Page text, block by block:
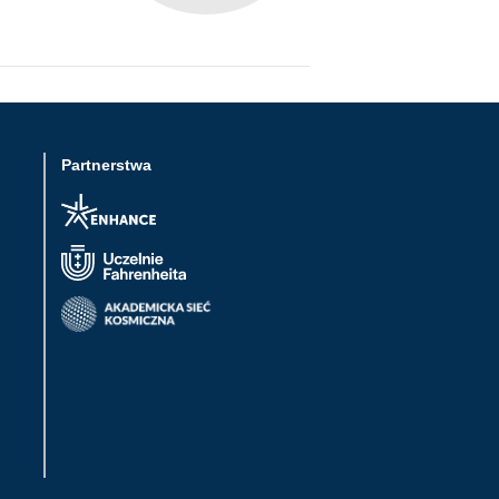
Partnerstwa